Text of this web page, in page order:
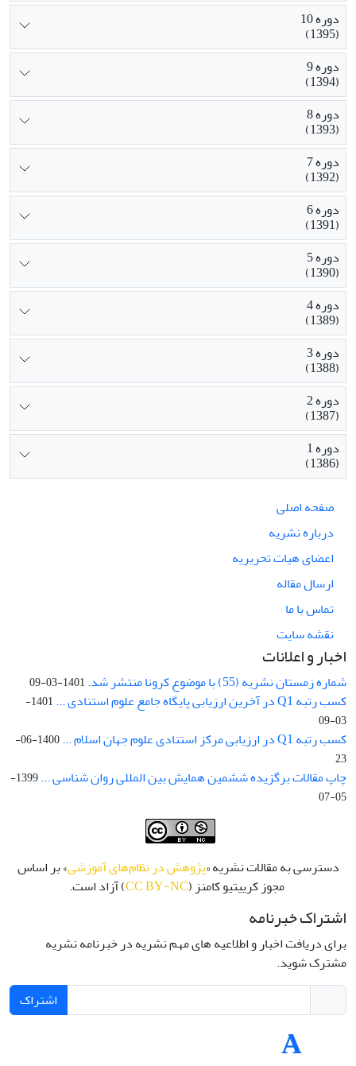
دوره 10
(1395)
دوره 9
(1394)
دوره 8
(1393)
دوره 7
(1392)
دوره 6
(1391)
دوره 5
(1390)
دوره 4
(1389)
دوره 3
(1388)
دوره 2
(1387)
دوره 1
(1386)
صفحه اصلی
درباره نشریه
اعضای هیات تحریریه
ارسال مقاله
تماس با ما
نقشه سایت
اخبار و اعلانات
شماره زمستان نشریه (55) با موضوع کرونا منتشر شد. 1401-03-09
کسب رتبه Q1 در آخرین ارزیابی پایگاه جامع علوم استنادی ...
1401-
03-09
کسب رتبه Q1 در ارزیابی مرکز استنادی علوم جهان اسلام ...
1400-06-
23
چاپ مقالات برگزیده ششمین همایش بین المللی روان شناسی ...
1399-
05-07
دسترسی به مقالات نشریه «پژوهش در نظام‌های آموزشی» بر اساس
مجوز کرییتیو کامنز (CC BY-NC) آزاد است.
اشتراک خبرنامه
برای دریافت اخبار و اطلاعیه های مهم نشریه در خبرنامه نشریه
مشترک شوید.
اشتراک